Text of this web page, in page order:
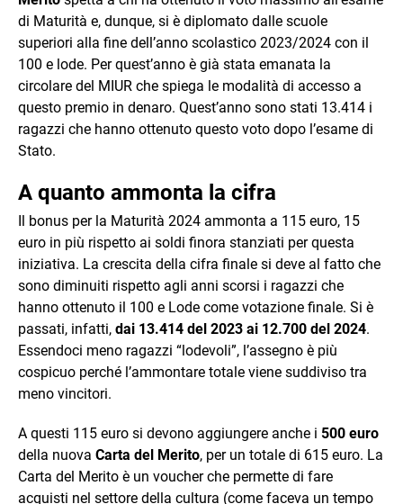
di Maturità e, dunque, si è diplomato dalle scuole
superiori alla fine dell’anno scolastico 2023/2024 con il
100 e lode. Per quest’anno è già stata emanata la
circolare del MIUR che spiega le modalità di accesso a
questo premio in denaro. Quest’anno sono stati 13.414 i
ragazzi che hanno ottenuto questo voto dopo l’esame di
Stato.
A quanto ammonta la cifra
Il bonus per la Maturità 2024 ammonta a 115 euro, 15
euro in più rispetto ai soldi finora stanziati per questa
iniziativa. La crescita della cifra finale si deve al fatto che
sono diminuiti rispetto agli anni scorsi i ragazzi che
hanno ottenuto il 100 e Lode come votazione finale. Si è
passati, infatti, dai 13.414 del 2023 ai 12.700 del 2024.
Essendoci meno ragazzi “lodevoli”, l’assegno è più
cospicuo perché l’ammontare totale viene suddiviso tra
meno vincitori.
A questi 115 euro si devono aggiungere anche i 500 euro
della nuova Carta del Merito, per un totale di 615 euro. La
Carta del Merito è un voucher che permette di fare
acquisti nel settore della cultura (come faceva un tempo